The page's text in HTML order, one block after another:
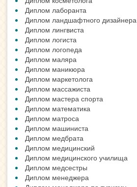
Диплом лаборанта
Диплом ландшафтного дизайнера
Диплом лингвиста
Диплом логиста
Диплом логопеда
Диплом маляра
Диплом маникюра
Диплом маркетолога
Диплом массажиста
Диплом мастера спорта
Диплом математика
Диплом матроса
Диплом машиниста
Диплом медбрата
Диплом медицинский
Диплом медицинского училища
Диплом медсестры
Диплом менеджера